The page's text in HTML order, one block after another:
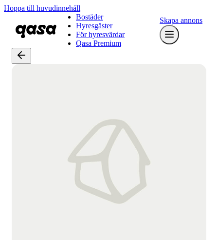
Hoppa till huvudinnehåll
Bostäder
Hyresgäster
För hyresvärdar
Qasa Premium
Skapa annons